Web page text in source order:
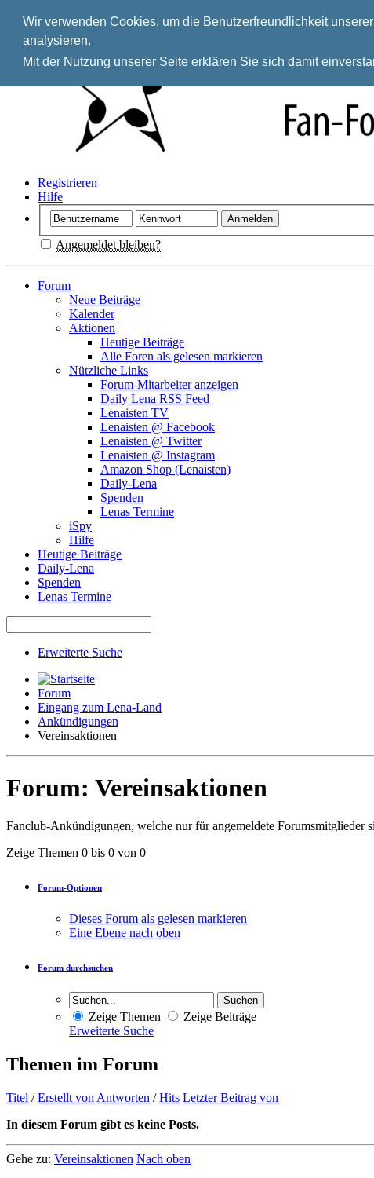
Wir verwenden Cookies, um die Benutzerfreundlichkeit
analysieren.
Mit der Nutzung unserer Seite erklären Sie sich damit
Registrieren
Hilfe
Angemeldet bleiben?
Forum
Neue Beiträge
Kalender
Aktionen
Heutige Beiträge
Alle Foren als gelesen markieren
Nützliche Links
Forum-Mitarbeiter anzeigen
Daily Lena RSS Feed
Lenaisten TV
Lenaisten @ Facebook
Lenaisten @ Twitter
Lenaisten @ Instagram
Amazon Shop (Lenaisten)
Daily-Lena
Spenden
Lenas Termine
iSpy
Hilfe
Heutige Beiträge
Daily-Lena
Spenden
Lenas Termine
Erweiterte Suche
Forum
Eingang zum Lena-Land
Ankündigungen
Vereinsaktionen
Forum: Vereinsaktionen
Fanclub-Ankündigungen, welche nur für angemeldete Forumsmitglieder
Zeige Themen 0 bis 0 von 0
Forum-Optionen
Dieses Forum als gelesen markieren
Eine Ebene nach oben
Forum durchsuchen
Zeige Themen
Zeige Beiträge
Erweiterte Suche
Themen im Forum
Titel /Erstellt von Antworten /Hits Letzter Beitrag von
In diesem Forum gibt es keine Posts.
Gehe zu: Vereinsaktionen Nach oben